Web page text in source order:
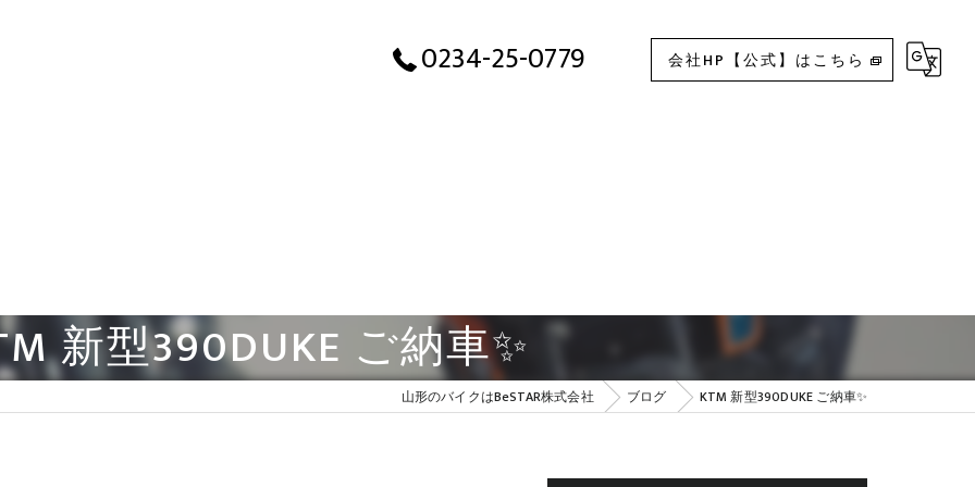
0234-25-0779 会社HP【公式】はこちら
新型390DUKE ご納車✨
山形のバイクはBeSTAR株式会社 ブログ KTM 新型390DUKE ご納車✨